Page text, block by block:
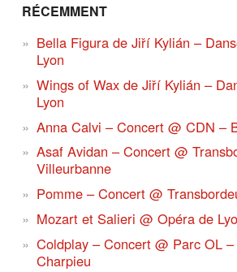
RÉCEMMENT
Bella Figura de Jiří Kylián –
Lyon
Wings of Wax de Jiří Kylián –
Lyon
Anna Calvi – Concert @ CDN –
Asaf Avidan – Concert @
Villeurbanne
Pomme – Concert @
Mozart et Salieri @ Opéra de
Coldplay – Concert @ Parc OL
Charpieu